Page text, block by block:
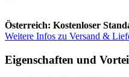
Österreich: Kostenloser
Weitere Infos zu Versand &
Eigenschaften und